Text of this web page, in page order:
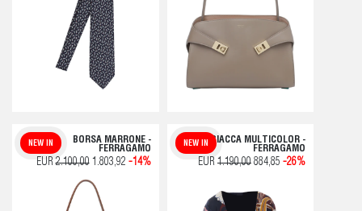
BORSA MARRONE -
FERRAGAMO
NEW IN
EUR2.100,001.803,92 -14%
GIACCA MULTICOLOR -
FERRAGAMO
NEW IN
EUR 1.190,00 884,85 -26%